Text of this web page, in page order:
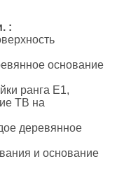
:
основание
ранга E1,
ТВ на
деревянное
и основание